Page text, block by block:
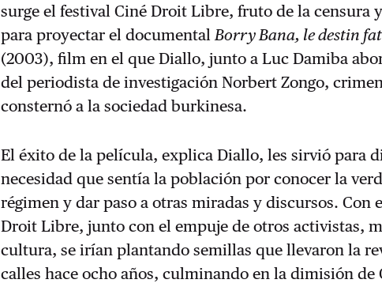
surge el festival Ciné Droit Libre, fruto de la censura
para proyectar el documentalBorry Bana, le destin
(2003), film en el que Diallo, junto a Luc Damiba
del periodista de investigación Norbert Zongo,
consternó a la sociedad burkinesa.
El éxito de la película, explica Diallo, les sirvió para
necesidad que sentía la población por conocer la
régimen y dar paso a otras miradas y discursos. Con
Droit Libre, junto con el empuje de otros activistas,
cultura, se irían plantando semillas que llevaron la
calles hace ocho años, culminando en la dimisión de